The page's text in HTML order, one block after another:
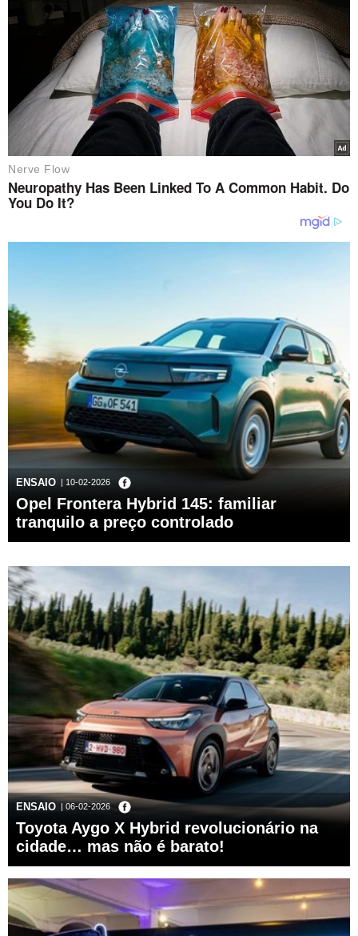
ENSAIO | 10-02-2026
Opel Frontera Hybrid 145: familiar
tranquilo a preço controlado
ENSAIO | 06-02-2026
Toyota Aygo X Hybrid revolucionário na
cidade… mas não é barato!